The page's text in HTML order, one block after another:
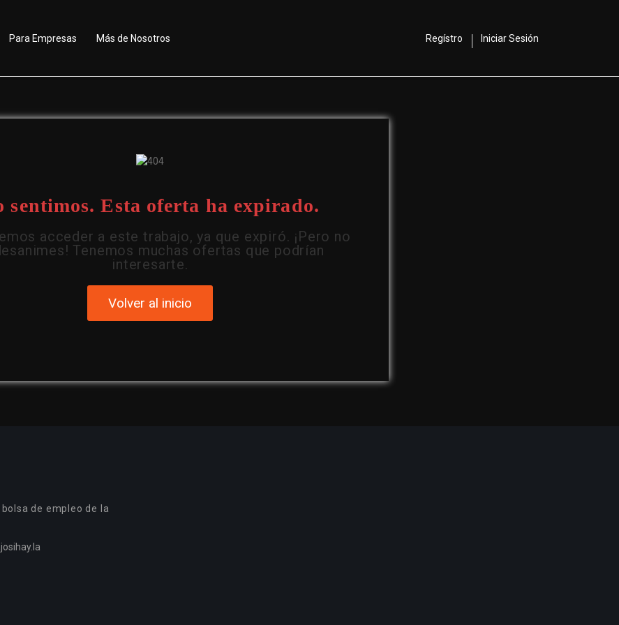
Para Empresas Más de Nosotros Regístro Iniciar Sesión
sentimos. Esta oferta ha expirado.
acceder a este trabajo, ya que expiró. ¡Pero no
Tenemos muchas ofertas que podrían
interesarte.
Volver al inicio
de empleo de la